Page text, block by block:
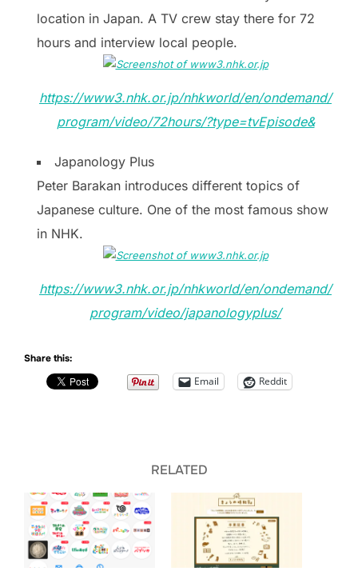
location in Japan. A TV crew stay there for 72
hours and interview local people.
https://www3.nhk.or.jp/nhkworld/en/ondemand/
program/video/72hours/?type=tvEpisode&
Japanology Plus
Peter Barakan introduces different topics of
Japanese culture. One of the most famous show
in NHK.
https://www3.nhk.or.jp/nhkworld/en/ondemand/
program/video/japanologyplus/
Share this:
Email Reddit
RELATED